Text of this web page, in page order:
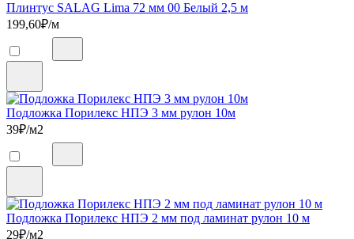
Плинтус SALAG Lima 72 мм 00 Белый 2,5 м
199,60₽/м
Подложка Порилекс НПЭ 3 мм рулон 10м
39₽/м2
Подложка Порилекс НПЭ 2 мм под ламинат рулон 10 м
29₽/м2